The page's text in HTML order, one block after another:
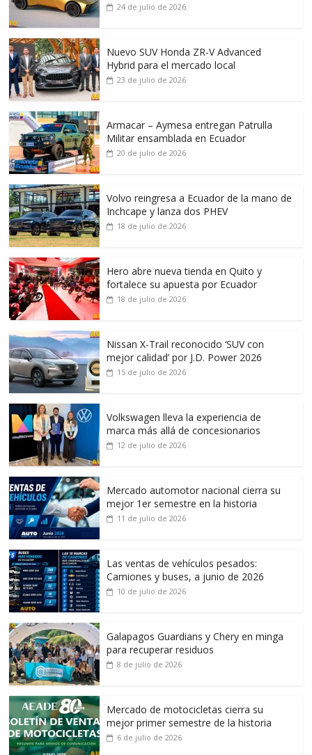
24 de julio de 2026
Nuevo SUV Honda ZR-V Advanced
Hybrid para el mercado local
23 de julio de 2026
Armacar – Aymesa entregan Patrulla
Militar ensamblada en Ecuador
20 de julio de 2026
Volvo reingresa a Ecuador de la mano de
Inchcape y lanza dos PHEV
18 de julio de 2026
Hero abre nueva tienda en Quito y
fortalece su apuesta por Ecuador
18 de julio de 2026
Nissan X-Trail reconocido ‘SUV con
mejor calidad’ por J.D. Power 2026
15 de julio de 2026
Volkswagen lleva la experiencia de
marca más allá de concesionarios
12 de julio de 2026
Mercado automotor nacional cierra su
mejor 1er semestre en la historia
11 de julio de 2026
Las ventas de vehículos pesados:
Camiones y buses, a junio de 2026
10 de julio de 2026
Galapagos Guardians y Chery en minga
para recuperar residuos
8 de julio de 2026
Mercado de motocicletas cierra su
mejor primer semestre de la historia
6 de julio de 2026